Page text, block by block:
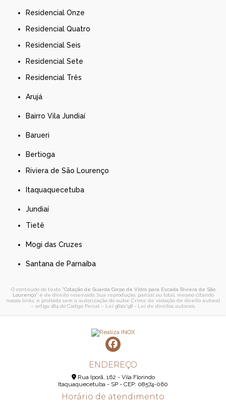
Residencial Onze
Residencial Quatro
Residencial Seis
Residencial Sete
Residencial Três
Arujá
Bairro Vila Jundiaí
Barueri
Bertioga
Riviera de São Lourenço
Itaquaquecetuba
Jundiaí
Tietê
Mogi das Cruzes
Santana de Parnaíba
O conteúdo do texto "Cotação de Guarda Corpo de Vidro para Escada Riviera de São
Lourenço" é de direito reservado. Sua reprodução, parcial ou total, mesmo citando
nossos links, é proibida sem a autorização do autor. Crime de violação de direito autoral
– artigo 184 do Código Penal – Lei 9610/98 - Lei de direitos autorais.
ENDEREÇO
Rua Iporã, 162 - Vila Florindo
Itaquaquecetuba - SP - CEP: 08574-060
Horário de atendimento